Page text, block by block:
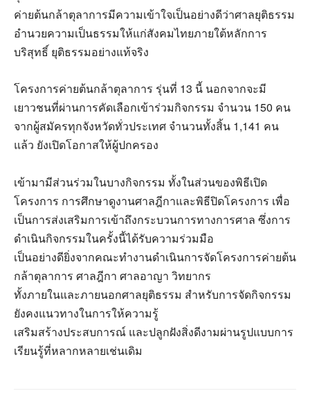
ค่ายต้นกล้าตุลาการมีความเข้าใจเป็นอย่างดีว่าศาลยุติธรรม
อำนวยความเป็นธรรมให้แก่สังคมไทยภายใต้หลักการ
บริสุทธิ์ ยุติธรรมอย่างแท้จริง
โครงการค่ายต้นกล้าตุลาการ รุ่นที่ 13 นี้ นอกจากจะมี
เยาวชนที่ผ่านการคัดเลือกเข้าร่วมกิจกรรม จำนวน 150 คน
จากผู้สมัครทุกจังหวัดทั่วประเทศ จำนวนทั้งสิ้น 1,141 คน
แล้ว ยังเปิดโอกาสให้ผู้ปกครอง
เข้ามามีส่วนร่วมในบางกิจกรรม ทั้งในส่วนของพิธีเปิด
โครงการ การศึกษาดูงานศาลฎีกาและพิธีปิดโครงการ เพื่อ
เป็นการส่งเสริมการเข้าถึงกระบวนการทางการศาล ซึ่งการ
ดำเนินกิจกรรมในครั้งนี้ได้รับความร่วมมือ
เป็นอย่างดียิ่งจากคณะทำงานดำเนินการจัดโครงการค่ายต้น
กล้าตุลาการ ศาลฎีกา ศาลอาญา วิทยากร
ทั้งภายในและภายนอกศาลยุติธรรม สำหรับการจัดกิจกรรม
ยังคงแนวทางในการให้ความรู้
เสริมสร้างประสบการณ์ และปลูกฝังสิ่งดีงามผ่านรูปแบบการ
เรียนรู้ที่หลากหลายเช่นเดิม